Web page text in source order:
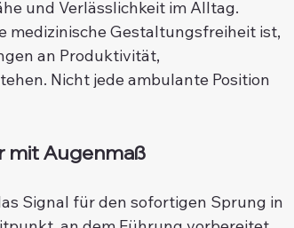
und Verlässlichkeit im Alltag.
medizinische Gestaltungsfreiheit ist,
an Produktivität,
Nicht jede ambulante Position
mit Augenmaß
Signal für den sofortigen Sprung in